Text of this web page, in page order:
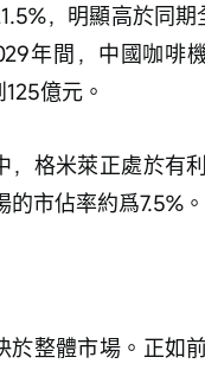
，明顯高於同
年間，中國咖啡
億元。
，格米萊正處於有
市佔率約爲7.5%。
於整體市場。正如